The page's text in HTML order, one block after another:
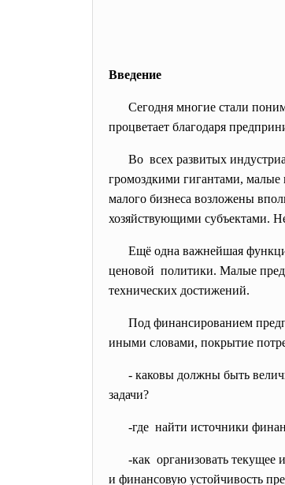
Введение
Сегодня многие стали
процветает благодаря
Во всех развитых
громоздкими гигантами,
малого бизнеса возложены
хозяйствующими субъектами.
Ещё одна важнейшая
ценовой политики. Малые
технических достижений.
Под финансированием
иными словами, покрытие
- каковы должны быть
задачи?
-где найти источники
-как организовать текущее и
и финансовую устойчивость